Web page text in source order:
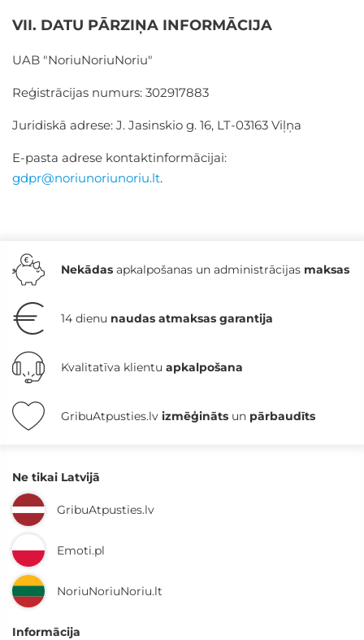
VII. DATU PĀRZIŅA INFORMĀCIJA
UAB "NoriuNoriuNoriu"
Reģistrācijas numurs: 302917883
Juridiskā adrese: J. Jasinskio g. 16, LT-03163 Viļņa
E-pasta adrese kontaktinformācijai:
gdpr@noriunoriunoriu.lt.
Nekādas apkalpošanas un administrācijas maksas
14 dienu naudas atmaksas garantija
Kvalitatīva klientu apkalpošana
GribuAtpusties.lv izmēģināts un pārbaudīts
Ne tikai Latvijā
GribuAtpusties.lv
Emoti.pl
NoriuNoriuNoriu.lt
Informācija